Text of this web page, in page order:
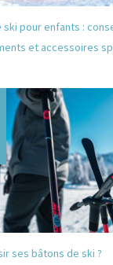
ski pour enfants :
et accessoires
ses bâtons de ski ?